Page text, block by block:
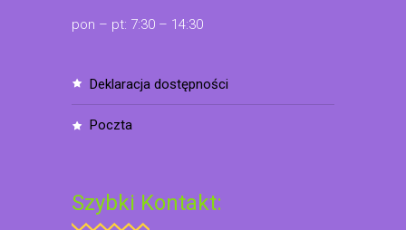
pon – pt: 7:30 – 14:30
deklaracja dostępności
poczta
Szybki Kontakt: